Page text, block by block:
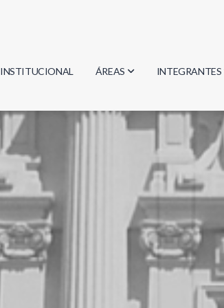
INSTITUCIONAL ÁREAS
Biología
Informática
Matemática
INTEGRANTES
Investigadores
Estudiantes
Egresados